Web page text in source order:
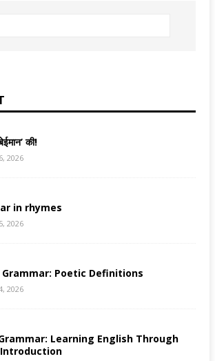
की!
2026
in rhymes
2026
Grammar: Poetic Definitions
2026
Learning English Through
Introduction